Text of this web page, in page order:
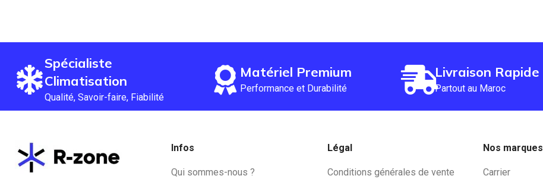
Spécialiste
Climatisation
Qualité, Savoir-faire, Fiabilité
Matériel Premium
Performance et Durabilité
Livraison Rapide
Partout au Maroc
Infos
Qui sommes-nous ?
Légal
Conditions générales de vente
Nos marques
Carrier